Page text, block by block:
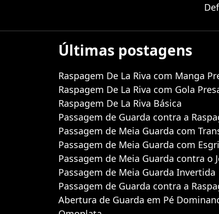
Últimas postagens
Raspagem De La Riva com Manga
Raspagem De La Riva com Gola
Raspagem De La Riva Básica
Passagem de Guarda contra a
Passagem de Meia Guarda com
Passagem de Meia Guarda com
Passagem de Meia Guarda contra o
Passagem de Meia Guarda Invertida
Passagem de Guarda contra a
Abertura de Guarda em Pé